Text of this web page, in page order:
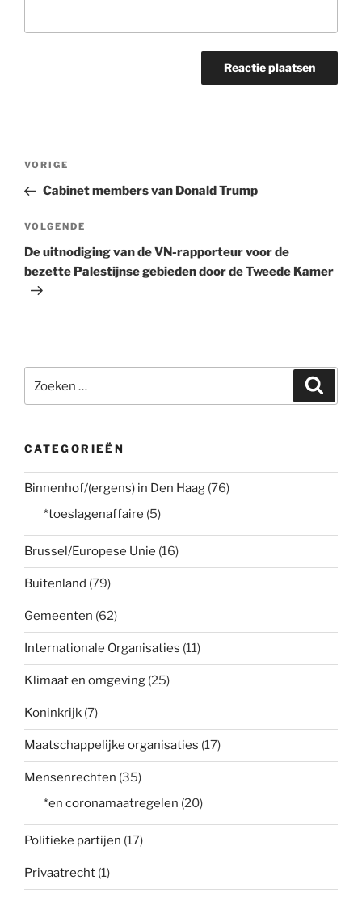
Bericht
Vorig
bericht
VORIGE
Cabinet members van Donald Trump
Volgend
bericht
VOLGENDE
De uitnodiging van de VN-rapporteur voor de
bezette Palestijnse gebieden door de Tweede Kamer
naar:
CATEGORIEËN
Binnenhof/(ergens) in Den Haag (76)
*toeslagenaffaire (5)
Brussel/Europese Unie (16)
Buitenland (79)
Gemeenten (62)
Internationale Organisaties (11)
Klimaat en omgeving (25)
Koninkrijk (7)
Maatschappelijke organisaties (17)
Mensenrechten (35)
*en coronamaatregelen (20)
Politieke partijen (17)
Privaatrecht (1)